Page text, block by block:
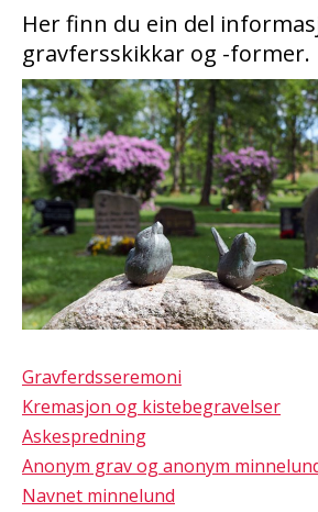
KULTUR
GRAVPLASS
Her finn du ein del
gravfersskikkar og -former.
Gravferdsseremoni
Kremasjon og kistebegravelser
Askespredning
Anonym grav og anonym
Navnet minnelund